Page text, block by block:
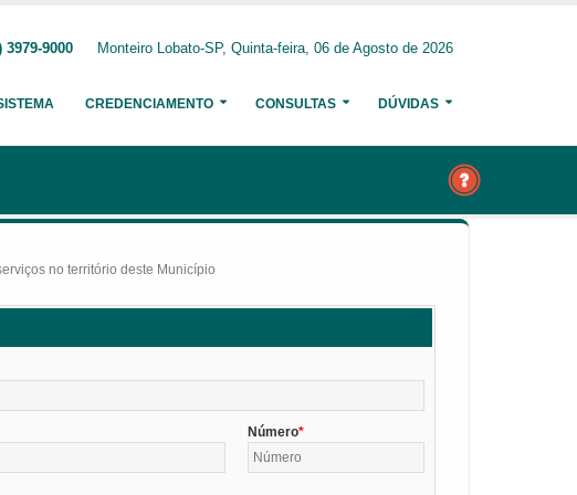
3979-9000 Monteiro Lobato-SP, Quinta-feira, 06 de Agosto de 2026
CREDENCIAMENTO CONSULTAS DÚVIDAS
no território deste Município
Número